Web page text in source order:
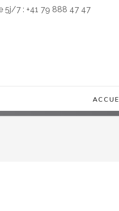
5j/7 : +41 79 888 47 47